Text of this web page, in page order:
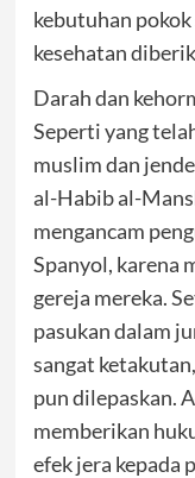
kebutuhan
kesehatan
Darah dan
Seperti yang
muslim dan
al-Habib al-
mengancam
Spanyol, karena
gereja mereka.
pasukan dalam
sangat
pun dilepaskan.
memberikan
efek jera kepada